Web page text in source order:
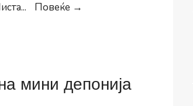
... Повеќе →
новинарите
мини депонија